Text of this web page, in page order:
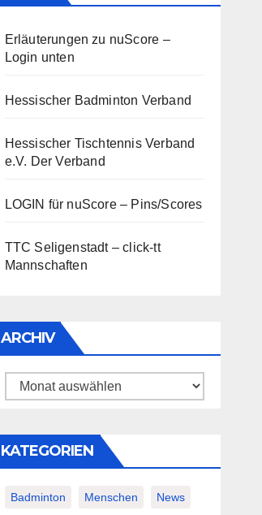
Erläuterungen zu nuScore –
Login unten
Hessischer Badminton Verband
Hessischer Tischtennis Verband
e.V. Der Verband
LOGIN für nuScore – Pins/Scores
TTC Seligenstadt – click-tt
Mannschaften
ARCHIV
Archiv
KATEGORIEN
Badminton Menschen News